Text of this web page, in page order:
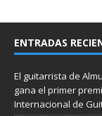
ENTRADAS
El guitarrista de
gana el primer
Internacional de